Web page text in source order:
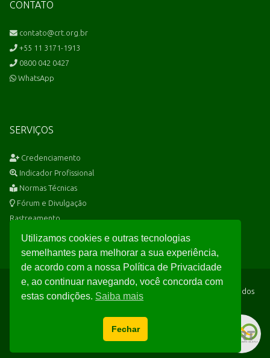
CONTATO
contato@crt.org.br
+55 11 3171-1913
0800 042 0427
WhatsApp
SERVIÇOS
Credenciamento
Indicador Profissional
Normas Técnicas
Fórum e Divulgação
Rastreamento
Seguimos rigorosamente a
e garantimos a proteção total dos
CRT - Todos os direitos reservados.
Utilizamos cookies e outras tecnologias
semelhantes para melhorar a sua experiência,
de acordo com a nossa Política de Privacidade
e, ao continuar navegando, você concorda com
estas condições. Saiba mais
Fechar